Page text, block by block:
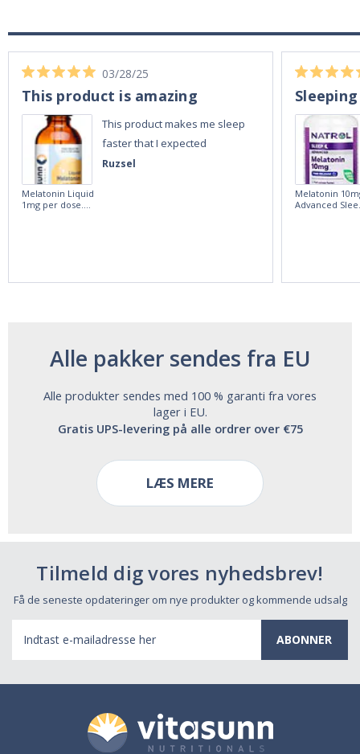
Ruzsel
03/28/25
This product is amazing
This product makes me sleep
faster that I expected
Melatonin Liquid
1mg per dose.
Melatonin
Advanced
Alle pakker sendes fra EU
Alle produkter sendes med 100 % garanti fra vores
lager i EU.
Gratis UPS-levering på alle ordrer over €75
LÆS MERE
Tilmeld dig vores nyhedsbrev!
Få de seneste opdateringer om nye produkter og kommende udsalg
mail-
adresse